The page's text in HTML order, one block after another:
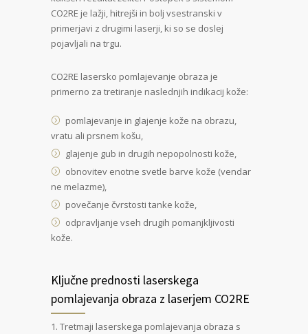
CO2RE je lažji, hitrejši in bolj vsestranski v
primerjavi z drugimi laserji, ki so se doslej
pojavljali na trgu.
CO2RE lasersko pomlajevanje obraza je
primerno za tretiranje naslednjih indikacij kože:
pomlajevanje in glajenje kože na obrazu,
vratu ali prsnem košu,
glajenje gub in drugih nepopolnosti kože,
obnovitev enotne svetle barve kože (vendar
ne melazme),
povečanje čvrstosti tanke kože,
odpravljanje vseh drugih pomanjkljivosti
kože.
Ključne prednosti laserskega
pomlajevanja obraza z laserjem CO2RE
Tretmaji laserskega pomlajevanja obraza s